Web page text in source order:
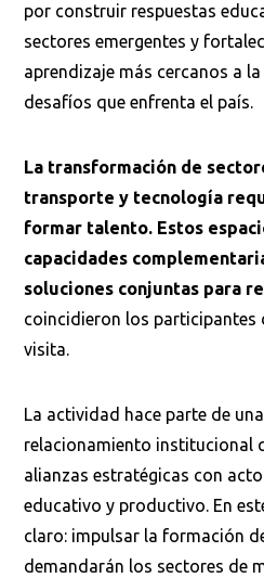
por construir respuestas
sectores emergentes y
aprendizaje más cercanos a
desafíos que enfrenta el país.
La transformación de
transporte y tecnología
formar talento. Estos
capacidades
soluciones conjuntas para
coincidieron los participantes
visita.
La actividad hace parte de
relacionamiento institucional
alianzas estratégicas con
educativo y productivo. En
claro: impulsar la formación
demandarán los sectores de